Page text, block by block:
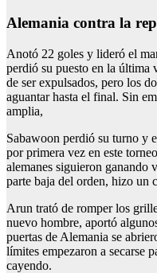
Alemania contra la
Anotó 22 goles y lideró el
perdió su puesto en la última
de ser expulsados, pero los
aguantar hasta el final. Sin
amplia,
Sabawoon perdió su turno y
por primera vez en este
alemanes siguieron ganando
parte baja del orden, hizo un
Arun trató de romper los
nuevo hombre, aportó
puertas de Alemania se
límites empezaron a secarse
cayendo.